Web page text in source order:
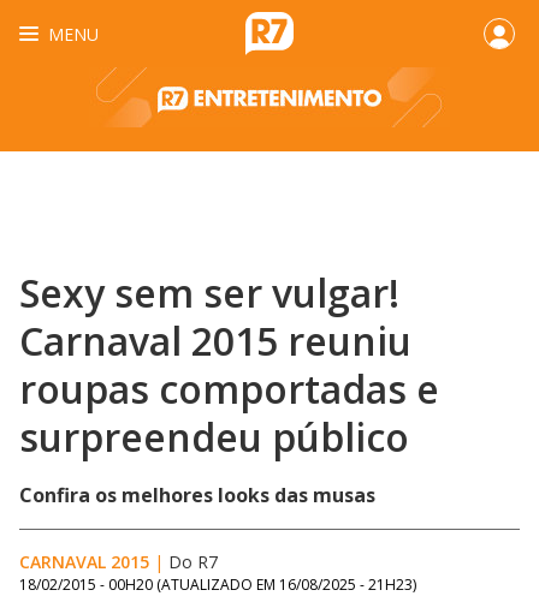
MENU
Sexy sem ser vulgar!
Carnaval 2015 reuniu
roupas comportadas e
surpreendeu público
Confira os melhores looks das musas
CARNAVAL 2015 | Do R7
18/02/2015 - 00H20 (ATUALIZADO EM 16/08/2025 - 21H23)